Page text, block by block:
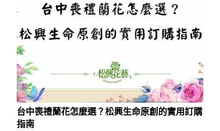
台中喪禮蘭花怎麼選？松興生命原創的實用訂購
指南